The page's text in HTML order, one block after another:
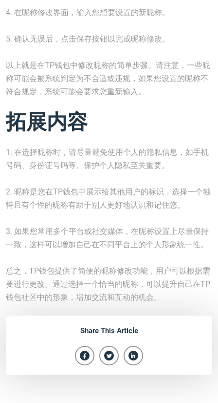
4. 在昵称修改界面，输入您想要设置的新昵称。
5. 确认无误后，点击保存按钮以完成昵称修改。
以上就是在TP钱包中修改昵称的简单步骤。请注意，一些昵
称可能会被系统判定为不合适或违规，如果您设置的昵称不
符合规定，系统可能会要求您重新输入。
拓展内容
1. 在选择昵称时，请尽量避免使用个人的隐私信息，如手机
号码、身份证号码等。保护个人隐私至关重要。
2. 昵称是您在TP钱包中展示给其他用户的标识，选择一个独
特且有个性的昵称有助于别人更好地认识和记住您。
3. 如果您常用多个平台或社交媒体，在昵称设置上尽量保持
一致，这样可以增加自己在不同平台上的个人形象统一性。
总之，TP钱包提供了简便的昵称修改功能，用户可以根据需
要进行更改。通过选择一个恰当的昵称，可以提升自己在TP
钱包社区中的形象，增加交流和互动的机会。
Share This Article